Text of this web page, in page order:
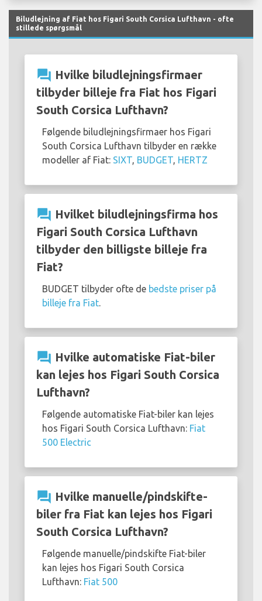
Biludlejning af Fiat hos Figari South Corsica Lufthavn - ofte
stillede spørgsmål
question_answer Hvilke biludlejningsfirmaer
tilbyder billeje fra Fiat hos Figari
South Corsica Lufthavn?
Følgende biludlejningsfirmaer hos Figari
South Corsica Lufthavn tilbyder en række
modeller af Fiat: SIXT BUDGET HERTZ
question_answer Hvilket biludlejningsfirma hos
Figari South Corsica Lufthavn
tilbyder den billigste billeje fra
Fiat?
BUDGET tilbyder ofte de bedste priser på
billeje fra Fiat
question_answer Hvilke automatiske Fiat-biler
kan lejes hos Figari South Corsica
Lufthavn?
Følgende automatiske Fiat-biler kan lejes
hos Figari South Corsica Lufthavn: Fiat
500 Electric
question_answer Hvilke manuelle/pindskifte-
biler fra Fiat kan lejes hos Figari
South Corsica Lufthavn?
Følgende manuelle/pindskifte Fiat-biler
kan lejes hos Figari South Corsica
Lufthavn: Fiat 500